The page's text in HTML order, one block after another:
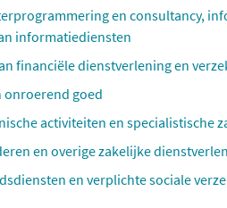
en consultancy,
informatiediensten
financiële dienstverlening en
onroerend goed
activiteiten en specialistische
en overige zakelijke
en verplichte sociale